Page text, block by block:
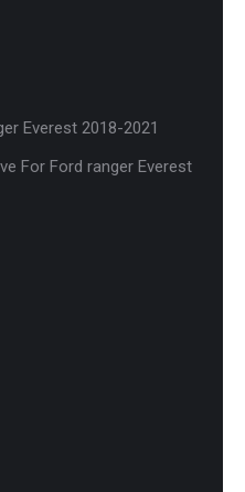
Everest 2018-2021
For Ford ranger Everest